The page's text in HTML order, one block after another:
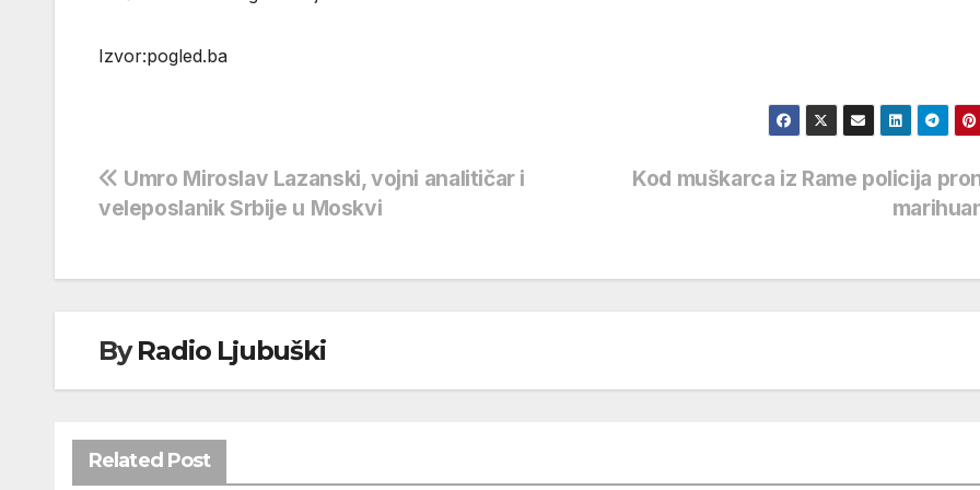
Izvor:pogled.ba
Navigacija
objava
Kod muškarca iz Rame policija
Umro Miroslav Lazanski, vojni analitičar i
veleposlanik Srbije u Moskvi
ByRadio Ljubuški
Related Post